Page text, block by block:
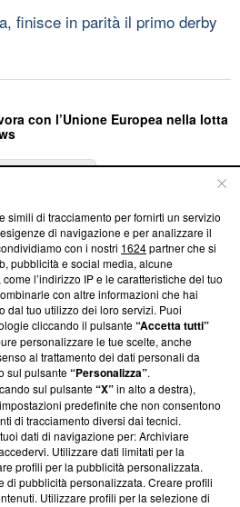
finisce in parità il primo derby
con l’Unione Europea nella lotta
trasparenti su Blasting
e su come ci impegniamo a
afferma la nostra aderenza a
Blasting News non è
ma ha richiesto di farne
ancora effettuato una verifica di
simili di tracciamento per fornirti un servizio
di navigazione e per analizzare il
con i nostri 1624partner che si
pubblicità e social media, alcune
l’indirizzo IP e le caratteristiche del tuo
con altre informazioni che hai
dal tuo utilizzo dei loro servizi. Puoi
cliccando il pulsante“Accetta tutti”
personalizzare le tue scelte, anche
al trattamento dei dati personali da
sul pulsante“Personalizza”.
sul pulsante“X”in alto a destra),
predefinite che non consentono
di tracciamento diversi dai tecnici.
dati di navigazione per: Archiviare
Utilizzare dati limitati per la
profili per la pubblicità personalizzata.
di pubblicità personalizzata. Creare profili
Utilizzare profili per la selezione di